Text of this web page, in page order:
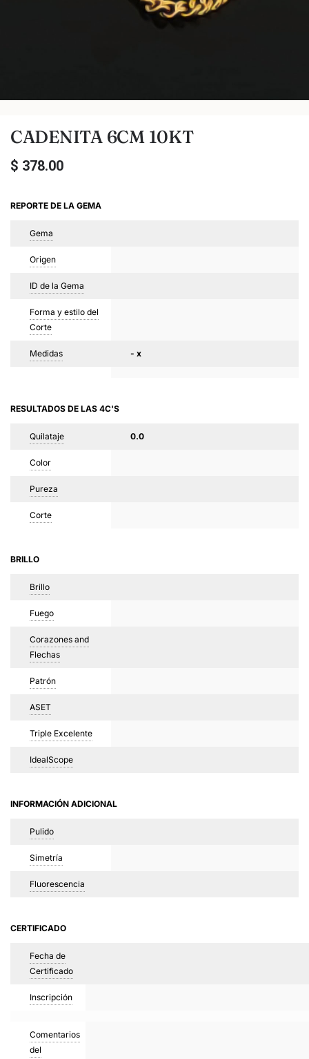
CADENITA 6CM 10KT
$ 378.00
REPORTE DE LA GEMA
Gema
Origen
ID de la Gema
Forma y estilo del
Corte
Medidas - x
RESULTADOS DE LAS 4C'S
Quilataje 0.0
Color
Pureza
Corte
BRILLO
Brillo
Fuego
Corazones and
Flechas
Patrón
ASET
Triple Excelente
IdealScope
INFORMACIÓN ADICIONAL
Pulido
Simetría
Fluorescencia
CERTIFICADO
Fecha de
Certificado
Inscripción
Comentarios
del